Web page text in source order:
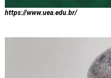
https://www.uea.edu.br/